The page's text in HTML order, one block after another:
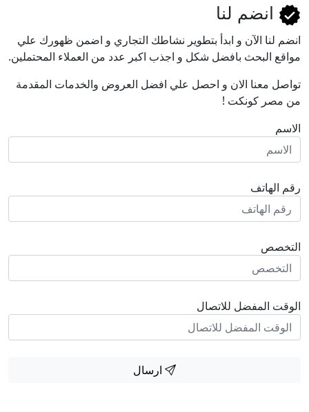
انضم لنا
انضم لنا اﻵن و ابدأ بتطوير نشاطك التجاري و اضمن ظهورك علي
مواقع البحث بافضل شكل و اجذب اكبر عدد من العملاء المحتملين.
تواصل معنا الان و احصل علي افضل العروض والخدمات المقدمة
من مصر كونكت !
الاسم
رقم الهاتف
التخصص
الوقت المفضل للاتصال
ارسال